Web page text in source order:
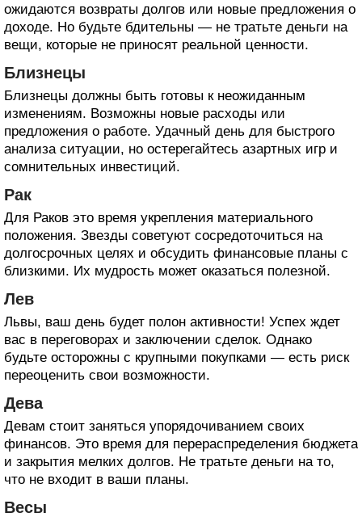
ожидаются возвраты долгов или новые предложения о
доходе. Но будьте бдительны — не тратьте деньги на
вещи, которые не приносят реальной ценности.
Близнецы
Близнецы должны быть готовы к неожиданным
изменениям. Возможны новые расходы или
предложения о работе. Удачный день для быстрого
анализа ситуации, но остерегайтесь азартных игр и
сомнительных инвестиций.
Рак
Для Раков это время укрепления материального
положения. Звезды советуют сосредоточиться на
долгосрочных целях и обсудить финансовые планы с
близкими. Их мудрость может оказаться полезной.
Лев
Львы, ваш день будет полон активности! Успех ждет
вас в переговорах и заключении сделок. Однако
будьте осторожны с крупными покупками — есть риск
переоценить свои возможности.
Дева
Девам стоит заняться упорядочиванием своих
финансов. Это время для перераспределения бюджета
и закрытия мелких долгов. Не тратьте деньги на то,
что не входит в ваши планы.
Весы